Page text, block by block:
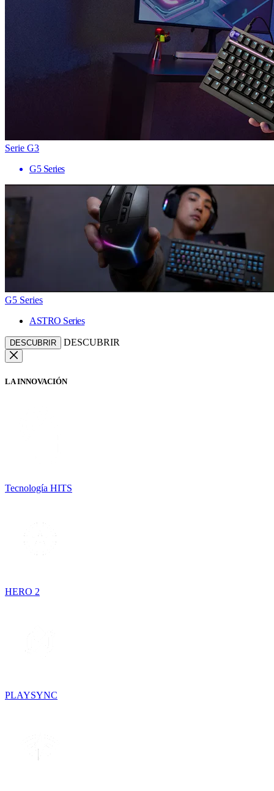
Serie G3
G5 Series
G5 Series
ASTRO Series
DESCUBRIR DESCUBRIR
LA INNOVACIÓN
Tecnología HITS
HERO 2
PLAYSYNC